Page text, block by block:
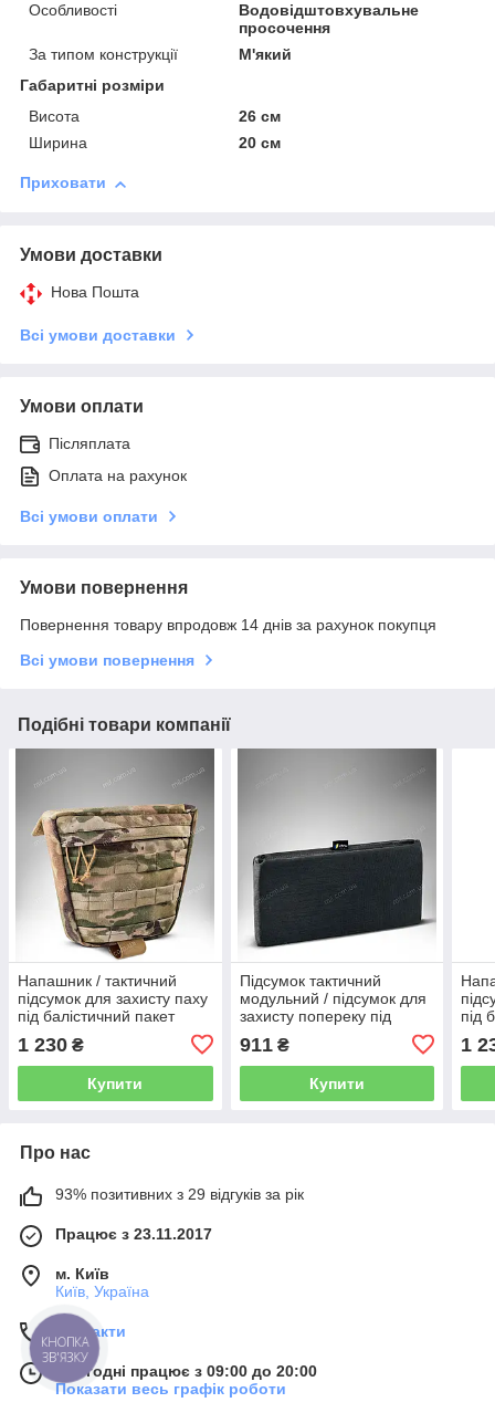
Особливості
Водовідштовхувальне
просочення
За типом конструкції
М'який
Габаритні розміри
Висота
26 см
Ширина
20 см
Приховати
Умови доставки
Нова Пошта
Всі умови доставки
Умови оплати
Післяплата
Оплата на рахунок
Всі умови оплати
Умови повернення
Повернення товару впродовж 14 днів за рахунок покупця
Всі умови повернення
Подібні товари компанії
Напашник / тактичний
підсумок для захисту паху
під балістичний пакет
1 230 ₴
Купити
Підсумок тактичний
модульний / підсумок для
захисту попереку під
балістичний пакет Cordura
500D (black)
911₴
Купити
під
1
Про нас
93% позитивних з 29 відгуків за рік
Працює з 23.11.2017
м. Київ
Київ, Україна
Контакти
Сьогодні працює з 09:00 до 20:00
Показати весь графік роботи
КНОПКА
ЗВ'ЯЗКУ